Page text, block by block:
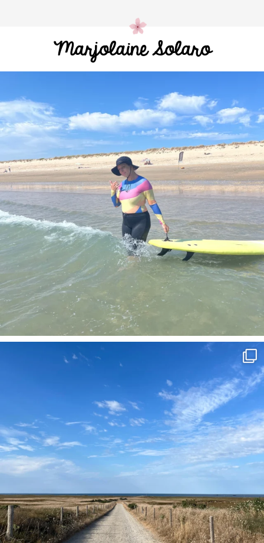
Marjolaine Solaro